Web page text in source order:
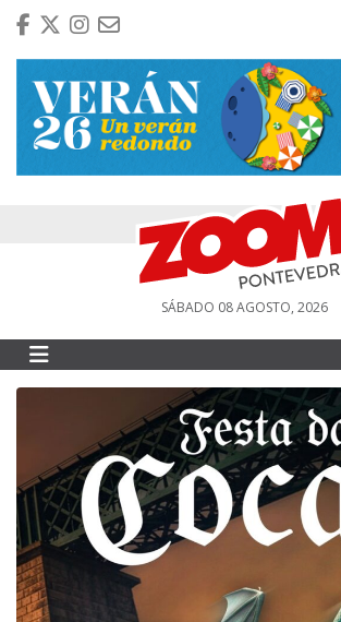
SÁBADO 08 AGOSTO, 2026